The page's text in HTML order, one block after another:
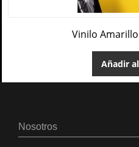
Vinilo
Añadir
Nosotros